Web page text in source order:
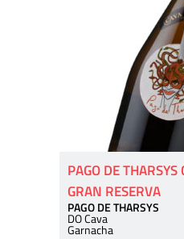
PAGO DE
GRAN RESERVA
PAGO DE THARSYS
DO Cava
Garnacha